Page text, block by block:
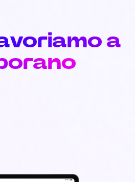
a